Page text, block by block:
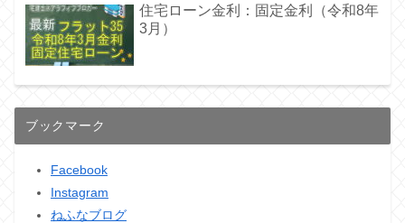
住宅ローン金利：固定金利（令和8年
3月）
ブックマーク
Facebook
Instagram
ねふなブログ